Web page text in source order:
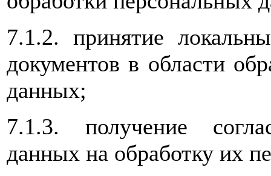
7.1.2. принятие
документов в области
данных;
7.1.3. получение
данных на обработку их